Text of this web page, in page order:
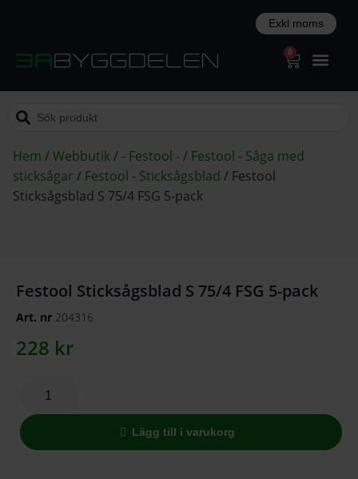
0
Hem /Webbutik/ - Festool -/ Festool - Såga med
sticksågar / Festool - Sticksågsblad / Festool
Sticksågsblad S 75/4 FSG 5-pack
Festool Sticksågsblad S 75/4 FSG 5-pack
Art. nr 204316
228 kr
Lägg till i varukorg